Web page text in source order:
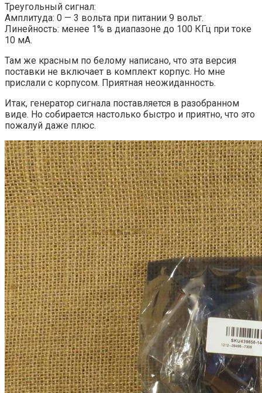
Треугольный сигнал:
Амплитуда: 0 — 3 вольта при питании 9 вольт.
Линейность: менее 1% в диапазоне до 100 КГц при токе
10 мА.
Там же красным по белому написано, что эта версия
поставки не включает в комплект корпус. Но мне
прислали с корпусом. Приятная неожиданность.
Итак, генератор сигнала поставляется в разобранном
виде. Но собирается настолько быстро и приятно, что это
пожалуй даже плюс.